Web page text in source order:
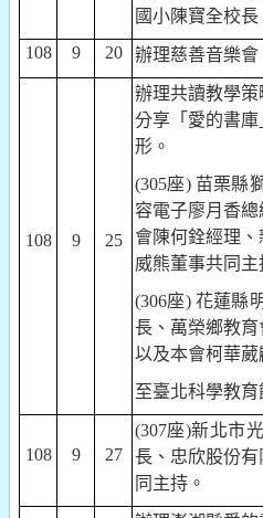
國小陳寶全校
108
9 20 辦理慈善音樂
108 9 25
辦理共讀教學策
分享「愛的書
形。
(305座) 苗栗縣
容電子廖月香
會陳何銓經理
威熊董事共同主
(306座) 花蓮縣
長、萬榮鄉教
以及本會柯華葳
至臺北科學教
108 9 27
(307座)新北市
長、忠欣股份
同主持。